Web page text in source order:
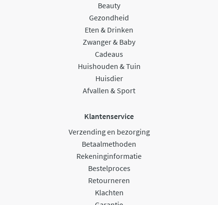
Beauty
Gezondheid
Eten & Drinken
Zwanger & Baby
Cadeaus
Huishouden & Tuin
Huisdier
Afvallen & Sport
Klantenservice
Verzending en bezorging
Betaalmethoden
Rekeninginformatie
Bestelproces
Retourneren
Klachten